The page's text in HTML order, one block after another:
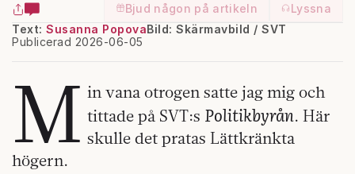
Bjud någon på artikeln
Lyssna
Text: Susanna Popova
Publicerad 2026-06-05
Bild: Skärmavbild / SVT
M in vana otrogen satte jag mig och
tittade på SVT:s Politikbyrån. Här
skulle det pratas Lättkränkta
högern.